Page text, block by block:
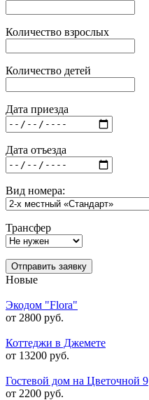
Количество взрослых
Количество детей
Дата приезда
Дата отъезда
Вид номера:
Трансфер
Отправить заявку
Новые
Экодом "Flora"
от 2800 руб.
Коттеджи в Джемете
от 13200 руб.
Гостевой дом на Цветочной 9
от 2200 руб.